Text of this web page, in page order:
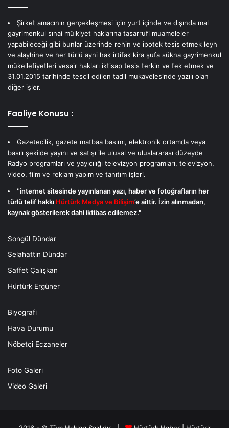
Şirket amacının gerçekleşmesi için yurt içinde ve dışında mal
gayrimenkul sınai mülkiyet haklarına tasarrufi muameleler
yapabileceği gibi bunlar üzerinde rehin ve ipotek tesis etmek leyh
ve alayhine ve her türlü ayni hak irtifak kira şufa sükna gayrimenkul
mükellefiyetleri vesair hakları iktisap tesis terkin ve fek etmek ve
31.01.2015 tarihinde tescil edilen tadil mukavelesinde yazılı olan
diğer işler.
Faaliye Konusu :
Gazetecilik, gazete matbaa basımı, elektronik ortamda veya
basılı şekilde yayını ve satışı ile ulusal ve uluslararası düzeyde
Radyo programları ve yayıcılığı televizyon programları, televizyon,
video, film ve reklam yapım ve tanıtım işleri.
''internet sitesinde yayınlanan yazı, haber ve fotoğrafların her
türlü telif hakkı Hürtürk Medya ve Bilişim’e aittir. İzin alınmadan,
kaynak gösterilerek dahi iktibas edilemez."
Songül Dündar
Selahattin Dündar
Saffet Çalışkan
Hürtürk Ergüner
Biyografi
Hava Durumu
Nöbetçi Eczaneler
Foto Galeri
Video Galeri